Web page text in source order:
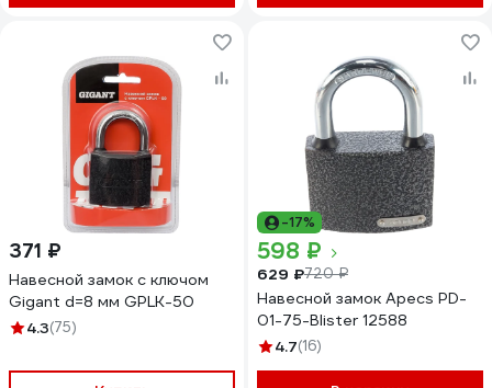
371 ₽
Навесной замок с ключом
Gigant d=8 мм GPLK-50
4.3(75)
-17%
598 ₽
629 ₽720 ₽
Навесной замок Apecs PD-
01-75-Blister 12588
4.7(16)